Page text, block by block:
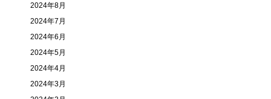
2024年8月
2024年7月
2024年6月
2024年5月
2024年4月
2024年3月